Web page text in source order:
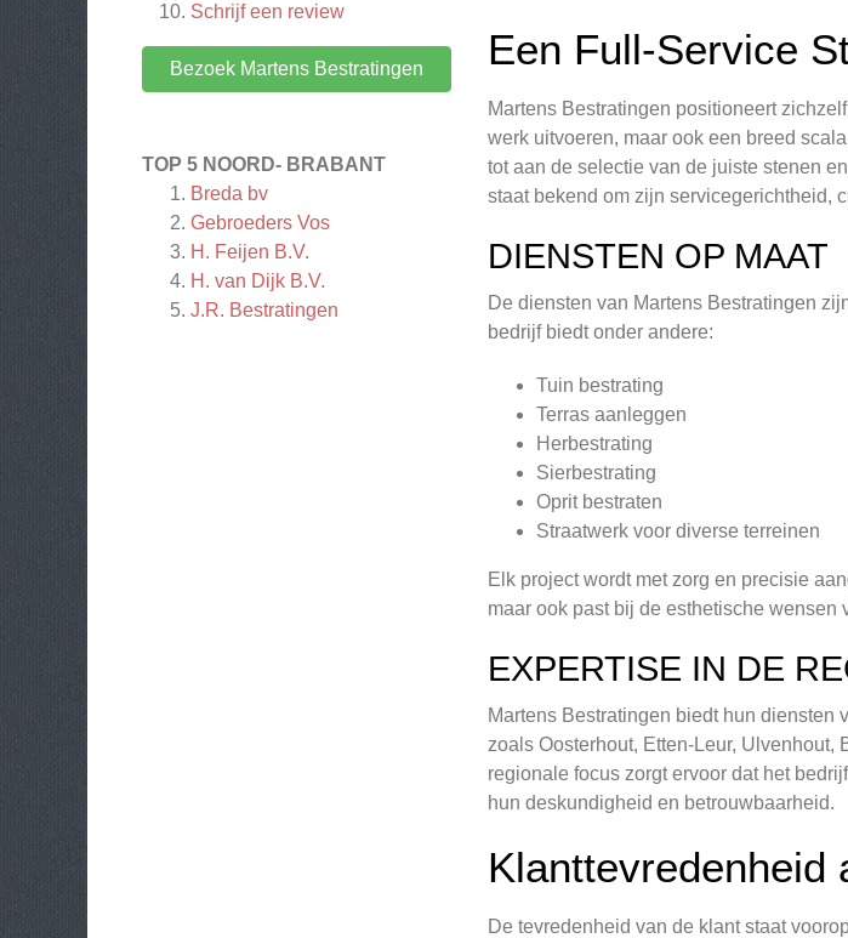
Schrijf een review
Bezoek Martens Bestratingen
TOP 5 NOORD- BRABANT
Breda bv
Gebroeders Vos
H. Feijen B.V.
H. van Dijk B.V.
J.R. Bestratingen
Een Full-Service
Martens Bestratingen positioneert
werk uitvoeren, maar ook een breed
tot aan de selectie van de juiste stenen
staat bekend om zijn servicegerichtheid,
DIENSTEN OP MAAT
De diensten van Martens Bestratingen
bedrijf biedt onder andere:
Tuin bestrating
Terras aanleggen
Herbestrating
Sierbestrating
Oprit bestraten
Straatwerk voor diverse terreinen
Elk project wordt met zorg en precisie
maar ook past bij de esthetische wensen
EXPERTISE IN DE
Martens Bestratingen biedt hun
zoals Oosterhout, Etten-Leur,
regionale focus zorgt ervoor dat het
hun deskundigheid en betrouwbaarheid.
Klanttevredenheid
De tevredenheid van de klant staat